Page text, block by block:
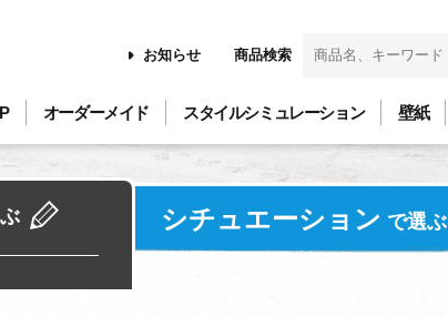
お知らせ 商品検索
オーダーメイド スタイルシミュレーション 壁紙
シチュエーション で選ぶ